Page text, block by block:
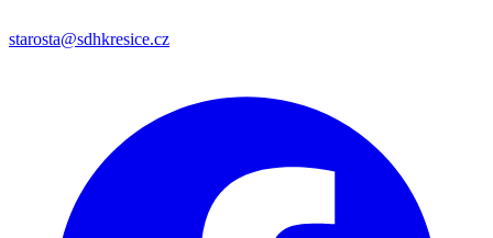
starosta@sdhkresice.cz